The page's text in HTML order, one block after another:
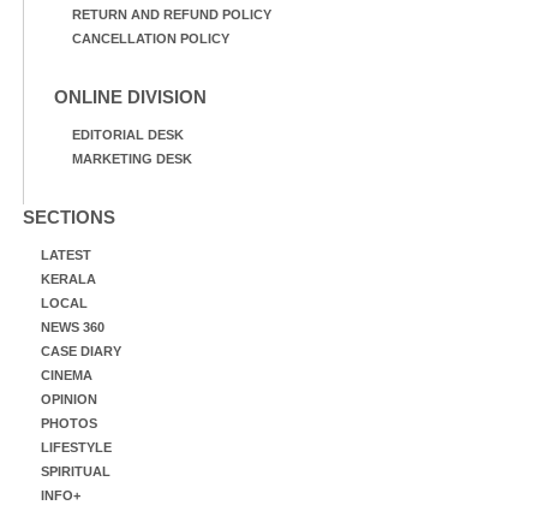
RETURN AND REFUND POLICY
CANCELLATION POLICY
ONLINE DIVISION
EDITORIAL DESK
MARKETING DESK
SECTIONS
LATEST
KERALA
LOCAL
NEWS 360
CASE DIARY
CINEMA
OPINION
PHOTOS
LIFESTYLE
SPIRITUAL
INFO+